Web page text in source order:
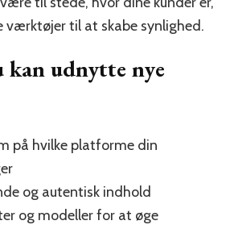
værktøjer til at skabe synlighed.
udnytte nye
på hvilke platforme din
og autentisk indhold
og modeller for at øge